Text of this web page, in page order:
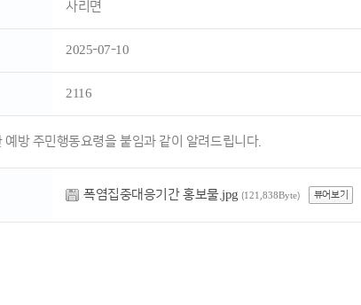
사리면
2025-07-10
2116
예방 주민행동요령을 붙임과 같이 알려드립니다.
폭염집중대응기간 홍보물.jpg (121,838Byte) 뷰어보기